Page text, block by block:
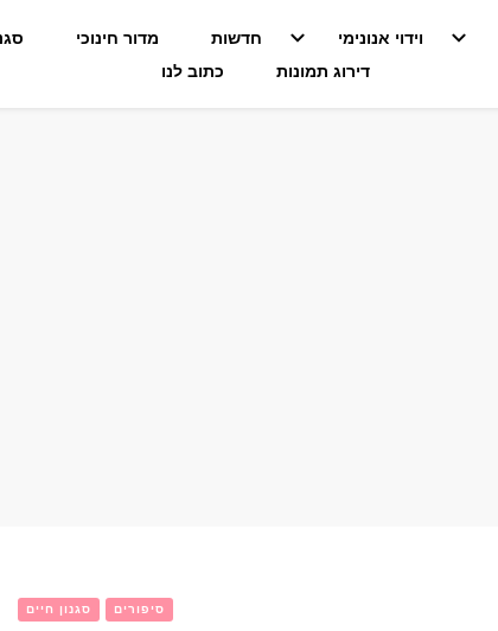
וידוי אנונימי חדשות מדור חינוכי
דירוג תמונות
כתוב לנו
סגנון חיים סיפורים